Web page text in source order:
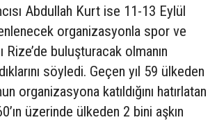
Abdullah Kurt ise 11-13 Eylül
organizasyonla spor ve
Rize’de buluşturacak olmanın
söyledi. Geçen yıl 59 ülkeden
organizasyona katıldığını hatırlatan
üzerinde ülkeden 2 bini aşkın